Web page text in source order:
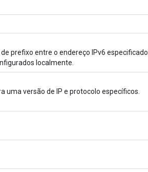
prefixo entre o endereço IPv6 especificado
localmente.
uma versão de IP e protocolo específicos.